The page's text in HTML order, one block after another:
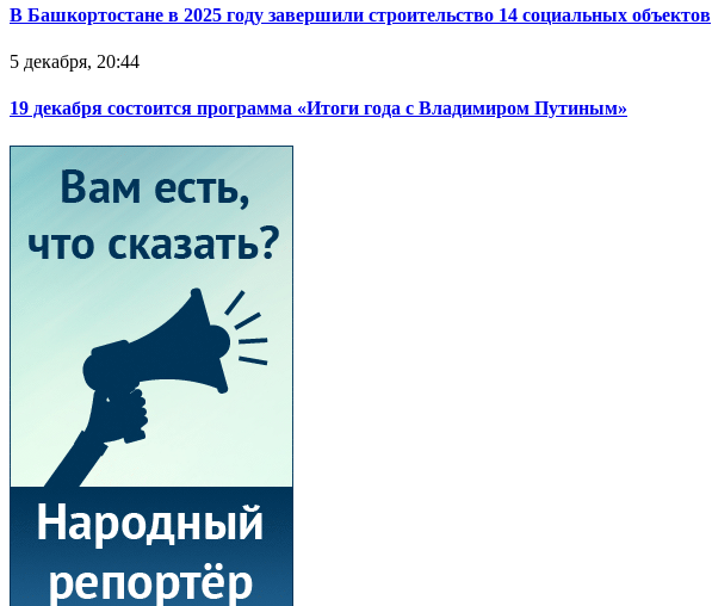
В Башкортостане в 2025 году завершили строительство 14 социальных объектов
5 декабря, 20:44
19 декабря состоится программа «Итоги года с Владимиром Путиным»